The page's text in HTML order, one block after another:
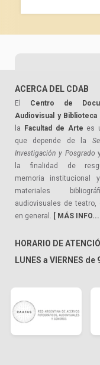
ACERCA DEL CDAB
El Centro de
Audiovisual y Biblioteca
la
Facultad de Arte es
que depende de la
Investigación y Posgrado
la finalidad de
memoria institucional
materiales
audiovisuales de teatro,
en general. [ MÁS INFO...
HORARIO DE
LUNES a VIERNES de